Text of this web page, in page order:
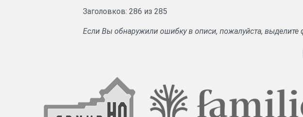
Заголовков: 286 из 285
Если Вы обнаружили ошибку в описи, пожалуйста, выделите